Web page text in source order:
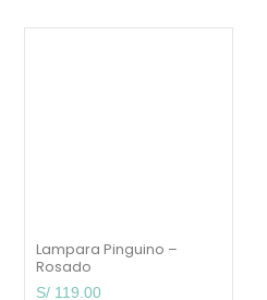
Lampara Pinguino –
Rosado
S/ 119.00